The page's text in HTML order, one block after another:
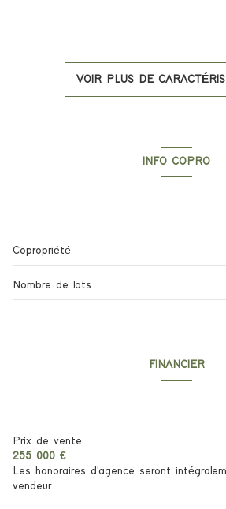
2 chambre(s)
2 étage(s)
accès handicapé
VOIR PLUS DE
INFO COPRO
Copropriété
Nombre de lots
FINANCIER
Prix de vente
255 000 €
Les honoraires d'agence seront
vendeur